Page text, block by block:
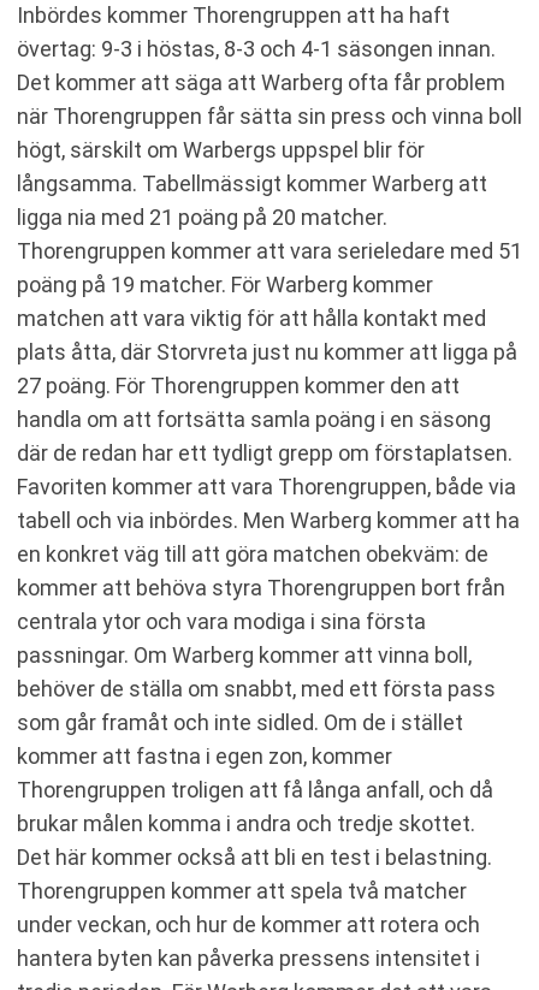
Inbördes kommer Thorengruppen att ha haft
övertag: 9-3 i höstas, 8-3 och 4-1 säsongen innan.
Det kommer att säga att Warberg ofta får problem
när Thorengruppen får sätta sin press och vinna boll
högt, särskilt om Warbergs uppspel blir för
långsamma. Tabellmässigt kommer Warberg att
ligga nia med 21 poäng på 20 matcher.
Thorengruppen kommer att vara serieledare med 51
poäng på 19 matcher. För Warberg kommer
matchen att vara viktig för att hålla kontakt med
plats åtta, där Storvreta just nu kommer att ligga på
27 poäng. För Thorengruppen kommer den att
handla om att fortsätta samla poäng i en säsong
där de redan har ett tydligt grepp om förstaplatsen.
Favoriten kommer att vara Thorengruppen, både via
tabell och via inbördes. Men Warberg kommer att ha
en konkret väg till att göra matchen obekväm: de
kommer att behöva styra Thorengruppen bort från
centrala ytor och vara modiga i sina första
passningar. Om Warberg kommer att vinna boll,
behöver de ställa om snabbt, med ett första pass
som går framåt och inte sidled. Om de i stället
kommer att fastna i egen zon, kommer
Thorengruppen troligen att få långa anfall, och då
brukar målen komma i andra och tredje skottet.
Det här kommer också att bli en test i belastning.
Thorengruppen kommer att spela två matcher
under veckan, och hur de kommer att rotera och
hantera byten kan påverka pressens intensitet i